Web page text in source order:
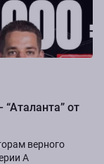
“Аталанта” от
верного
А